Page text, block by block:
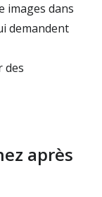
images dans
demandent
des
après